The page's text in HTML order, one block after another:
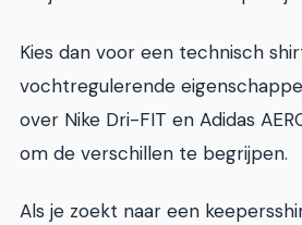
Kies dan voor een technisch
vochtregulerende
over Nike Dri-FIT en Adidas
om de verschillen te begrijpen.
Als je zoekt naar een